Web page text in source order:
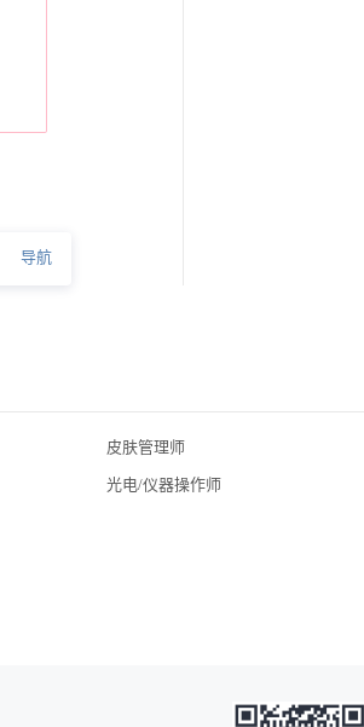
导航
皮肤管理师
光电/仪器操作师